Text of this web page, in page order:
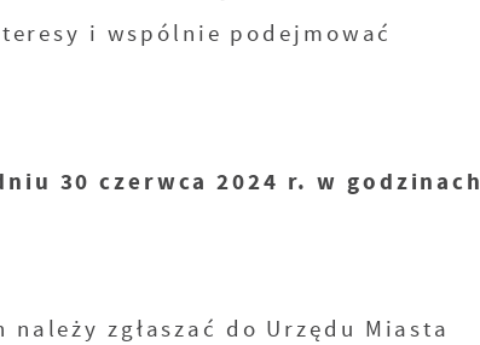
i wspólnie podejmować
30 czerwca 2024 r. w godzinach
należy zgłaszać do Urzędu Miasta